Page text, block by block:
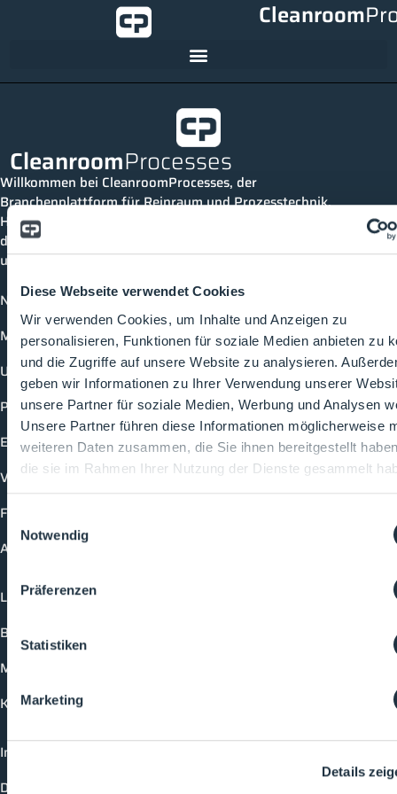
Diese Webseite verwendet Cookies
Wir verwenden Cookies, um Inhalte und Anzeigen zu
personalisieren, Funktionen für soziale Medien anbieten zu
und die Zugriffe auf unsere Website zu analysieren.
geben wir Informationen zu Ihrer Verwendung unserer
unsere Partner für soziale Medien, Werbung und Analysen
Unsere Partner führen diese Informationen möglicherweise
weiteren Daten zusammen, die Sie ihnen bereitgestellt
die sie im Rahmen Ihrer Nutzung der Dienste gesammelt
Einwilligungsauswahl
Notwendig
Präferenzen
Statistiken
Marketing
Details
Cleanroom
CleanroomProcesses
Willkommen bei CleanroomProcesses, der
Branchenplattform für Reinraum und Prozesstechnik.
Hier bleibst du immer auf dem neuesten Stand, kannst
dich mit anderen verknüpfen und alle relevanten Themen
und Events der Branche entdecken.
News
Mediathek
Unternehmen
Produkte
Events
Vorträge
Future-Faces
Academy
Login
Buchungsmöglichkeiten
Medienformate
Kontakt
Impressum
Datenschutzerklärung